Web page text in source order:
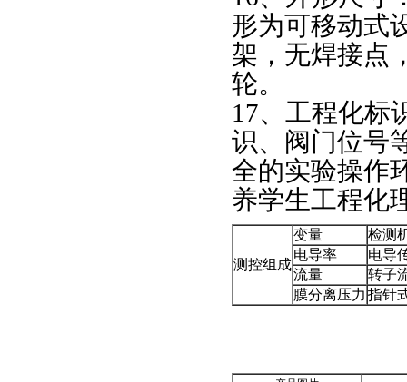
形为可移动式
架，无焊接点
轮。
17、工程化标
识、阀门位号
全的实验操作
养学生工程化
测控组成
变量
检测
电导率
电导
流量
转子
膜分离压力 指针